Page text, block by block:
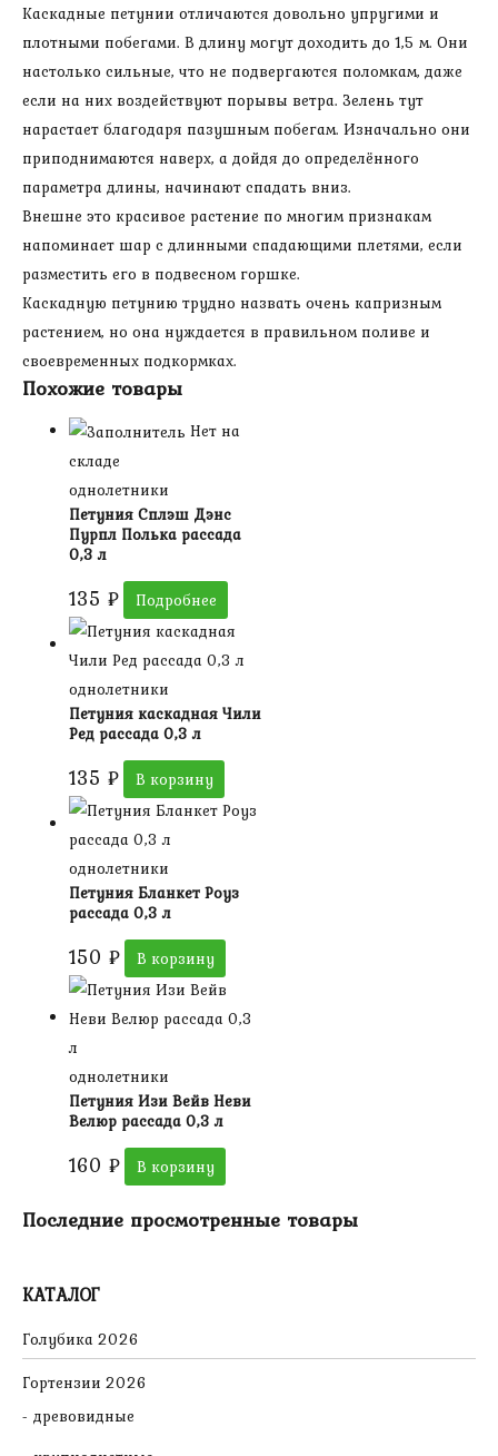
КАТАЛОГ
Голубика 2026
Гортензии 2026
древовидные
Каскадные петунии отличаются довольно упругими и
плотными побегами. В длину могут доходить до 1,5 м. Они
настолько сильные, что не подвергаются поломкам, даже
если на них воздействуют порывы ветра. Зелень тут
нарастает благодаря пазушным побегам. Изначально они
приподнимаются наверх, а дойдя до определённого
параметра длины, начинают спадать вниз.
Внешне это красивое растение по многим признакам
напоминает шар с длинными спадающими плетями, если
разместить его в подвесном горшке.
Каскадную петунию трудно назвать очень капризным
растением, но она нуждается в правильном поливе и
своевременных подкормках.
Похожие товары
Нет на
складе
однолетники
Петуния Сплэш Дэнс
Пурпл Полька рассада
0,3 л
135 ₽ Подробнее
однолетники
Петуния каскадная Чили
Ред рассада 0,3 л
135 ₽ В корзину
однолетники
Петуния Бланкет Роуз
рассада 0,3 л
150 ₽ В корзину
однолетники
Петуния Изи Вейв Неви
Велюр рассада 0,3 л
160 ₽ В корзину
Последние просмотренные товары